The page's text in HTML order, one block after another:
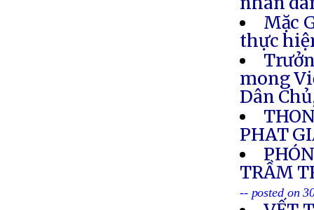
Mặc
thực
mong
Dân
PHAT
TRẦM
-- posted on